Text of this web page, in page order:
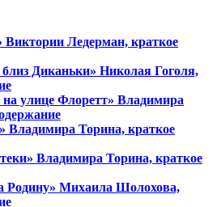
Виктории Ледерман, краткое
близ Диканьки» Николая Гоголя,
улице Флоретт» Владимира
Владимира Торина, краткое
Владимира Торина, краткое
Родину» Михаила Шолохова,